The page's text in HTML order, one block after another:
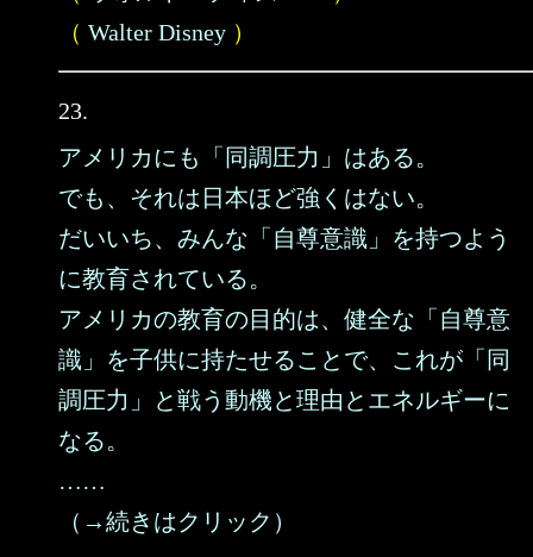
（ Walter Disney ）
23.
アメリカにも「同調圧力」はある。
でも、それは日本ほど強くはない。
だいいち、みんな「自尊意識」を持つよう
に教育されている。
アメリカの教育の目的は、健全な「自尊意
識」を子供に持たせることで、これが「同
調圧力」と戦う動機と理由とエネルギーに
なる。
……
（→続きはクリック）